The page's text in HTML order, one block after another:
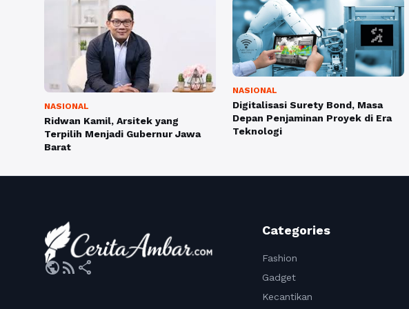
NASIONAL
Ridwan Kamil, Arsitek yang
Terpilih Menjadi Gubernur Jawa
Barat
NASIONAL
Digitalisasi Surety Bond, Masa
Depan Penjaminan Proyek di Era
Teknologi
publicrss_feed share
Categories
Fashion
Gadget
Kecantikan